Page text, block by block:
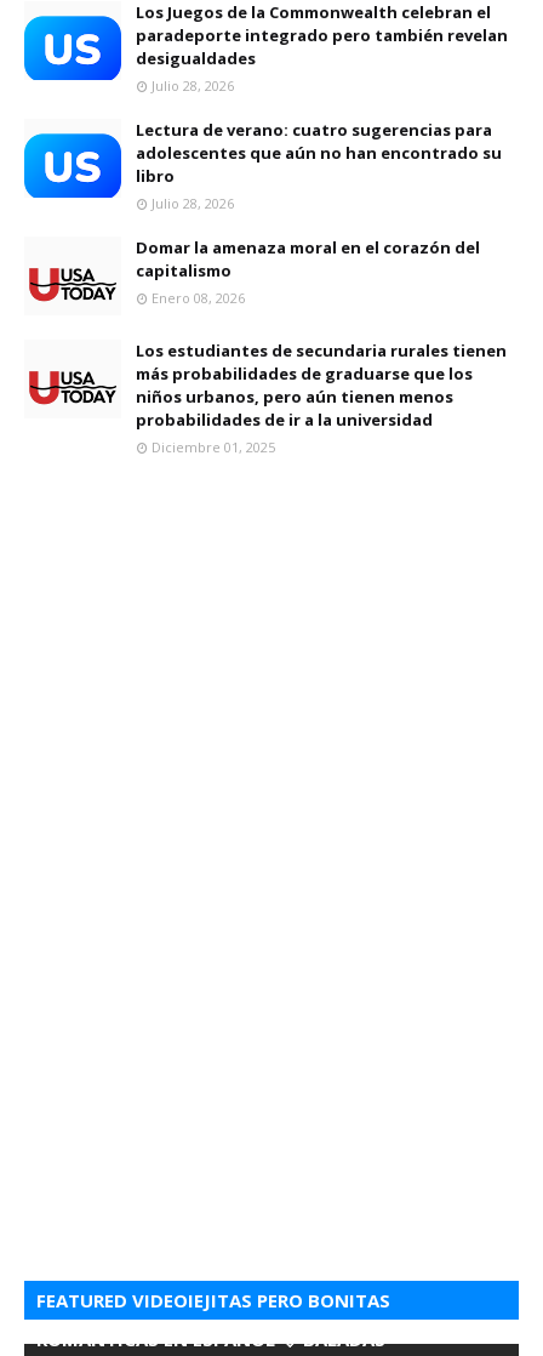
Los Juegos de la Commonwealth celebran el
paradeporte integrado pero también revelan
desigualdades
Julio 28, 2026
Lectura de verano: cuatro sugerencias para
adolescentes que aún no han encontrado su
libro
Julio 28, 2026
Domar la amenaza moral en el corazón del
capitalismo
Enero 08, 2026
Los estudiantes de secundaria rurales tienen
más probabilidades de graduarse que los
niños urbanos, pero aún tienen menos
probabilidades de ir a la universidad
Diciembre 01, 2025
FEATURED VIDEOIEJITAS PERO BONITAS
ROMANTICAS EN ESPANOL 💘 BALADAS